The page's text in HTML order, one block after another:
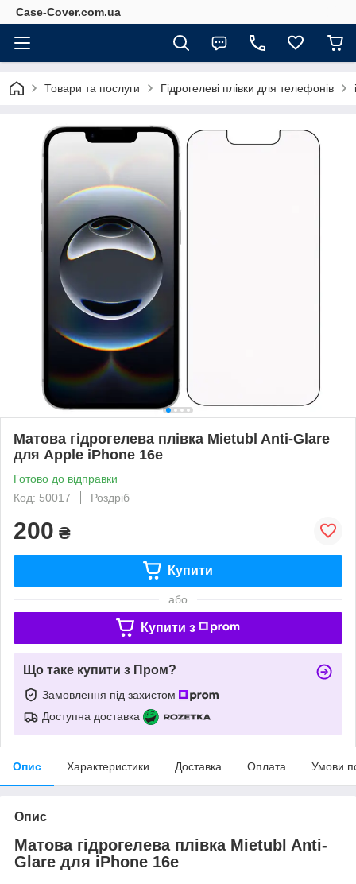
Case-Cover.com.ua
Товари та послуги Гідрогелеві плівки для телефонів
Матова гідрогелева плівка Mietubl Anti-Glare
для Apple iPhone 16e
Готово до відправки
Код: 50017
Роздріб
200 ₴
Купити
або
Купити з
Що таке купити з Пром?
Замовлення під захистом
Доступна доставка
Опис Характеристики Доставка Оплата Умови
Опис
Матова гідрогелева плівка Mietubl Anti-
Glare для iPhone 16e